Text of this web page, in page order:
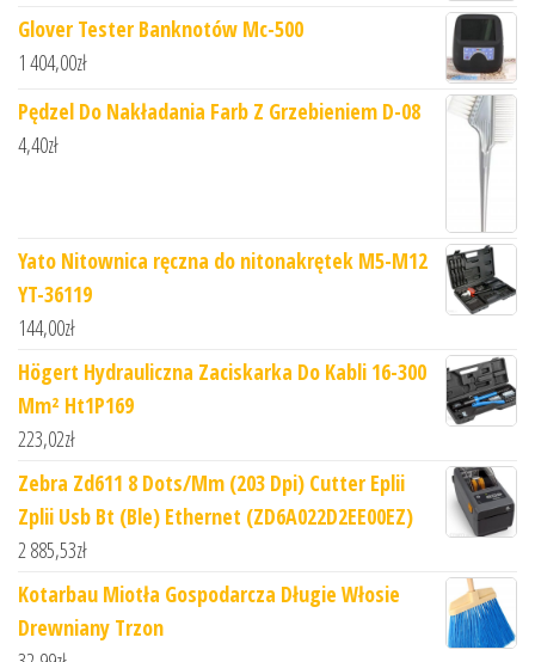
Glover Tester Banknotów Mc-500
1 404,00zł
Pędzel Do Nakładania Farb Z Grzebieniem D-08
4,40zł
Yato Nitownica ręczna do nitonakrętek M5-M12
YT-36119
144,00zł
Högert Hydrauliczna Zaciskarka Do Kabli 16-300
Mm² Ht1P169
223,02zł
Zebra Zd611 8 Dots/Mm (203 Dpi) Cutter Eplii
Zplii Usb Bt (Ble) Ethernet (ZD6A022D2EE00EZ)
2 885,53zł
Kotarbau Miotła Gospodarcza Długie Włosie
Drewniany Trzon